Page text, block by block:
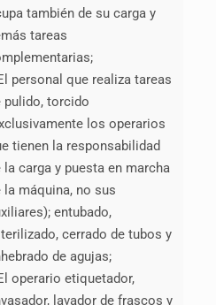
también de su carga y
tareas
personal que realiza tareas
pulido, torcido
los operarios
tienen la responsabilidad
la carga y puesta en marcha
la máquina, no sus
entubado,
cerrado de tubos y
de agujas;
operario etiquetador,
lavador de frascos y